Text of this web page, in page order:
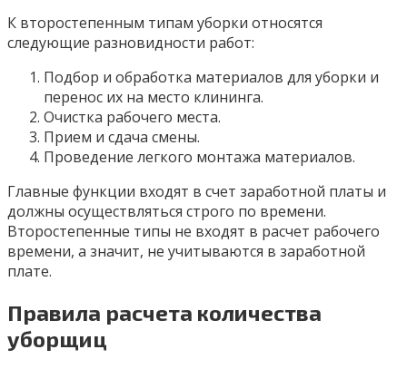
К второстепенным типам уборки относятся
следующие разновидности работ:
Подбор и обработка материалов для уборки и
перенос их на место клининга.
Очистка рабочего места.
Прием и сдача смены.
Проведение легкого монтажа материалов.
Главные функции входят в счет заработной платы и
должны осуществляться строго по времени.
Второстепенные типы не входят в расчет рабочего
времени, а значит, не учитываются в заработной
плате.
Правила расчета количества
уборщиц